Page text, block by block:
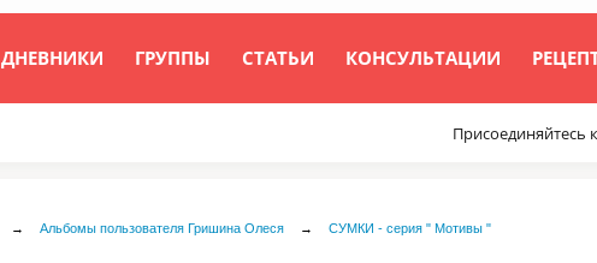
ДНЕВНИКИ ГРУППЫ СТАТЬИ КОНСУЛЬТАЦИИ
Присоединяйтесь
→ Альбомы пользователя Гришина Олеся → СУМКИ - серия " Мотивы "